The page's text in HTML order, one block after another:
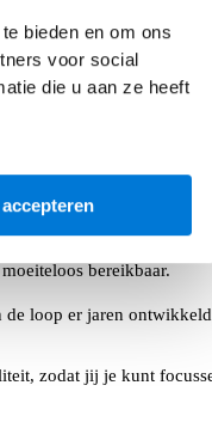
bieden en om ons
voor social
die u aan ze heeft
uitvoering.
derde zitrij
klappen en dankzij het
bereikbaar.
loop er jaren
zodat jij je kunt